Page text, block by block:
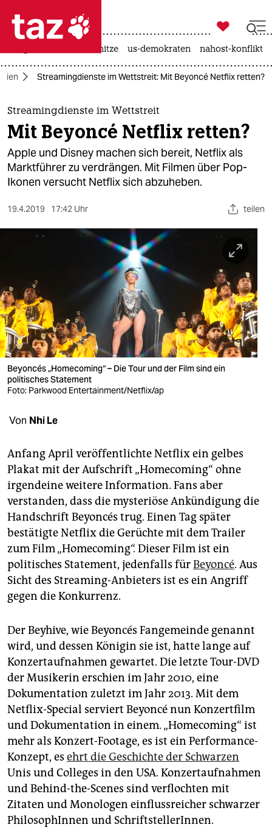
 taz zahl ich
taz zahl ich
themen
politik
öko
nord
wahrheit
verlag
verlag
shop
fragen & hilfe
unterstützen
abo
genossenschaft
epaper login

taz zahl ich
hitze us-demokraten nahost-konflikt
Streamingdienste im Wettstreit: Mit Beyoncé Netflix retten?
Streamingdienste im Wettstreit
Mit Beyoncé Netflix retten?
Apple und Disney machen sich bereit, Netflix als
Marktführer zu verdrängen. Mit Filmen über Pop-
Ikonen versucht Netflix sich abzuheben.
19.4.2019 17:42 Uhr teilen
Beyoncés „Homecoming“ – Die Tour und der Film sind ein
politisches Statement
Foto: Parkwood Entertainment/Netflix/ap
Von Nhi Le
Anfang April veröffentlichte Netflix ein gelbes
Plakat mit der Aufschrift „Homecoming“ ohne
irgendeine weitere Information. Fans aber
verstanden, dass die mysteriöse Ankündigung die
Handschrift Beyoncés trug. Einen Tag später
bestätigte Netflix die Gerüchte mit dem Trailer
zum Film „Homecoming“. Dieser Film ist ein
politisches Statement, jedenfalls fürBeyoncé. Aus
Sicht des Streaming-Anbieters ist es ein Angriff
gegen die Konkurrenz.
Der Beyhive, wie Beyoncés Fangemeinde genannt
wird, und dessen Königin sie ist, hatte lange auf
Konzertaufnahmen gewartet. Die letzte Tour-DVD
der Musikerin erschien im Jahr 2010, eine
Dokumentation zuletzt im Jahr 2013. Mit dem
Netflix-Special serviert Beyoncé nun Konzertfilm
und Dokumentation in einem. „Homecoming“ ist
mehr als Konzert-Footage, es ist ein Performance-
Konzept, es ehrt die Geschichte der Schwarzen
Unis und Colleges in den USA. Konzertaufnahmen
und Behind-the-Scenes sind verflochten mit
Zitaten und Monologen einflussreicher schwarzer
PhilosophInnen und SchriftstellerInnen.